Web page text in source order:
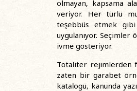
olmayan, kapsama
veriyor. Her türlü
teşebbüs etmek gibi
uygulanıyor. Seçimler
ivme gösteriyor.
Totaliter rejimlerden
zaten bir garabet
katalogu, kanunda